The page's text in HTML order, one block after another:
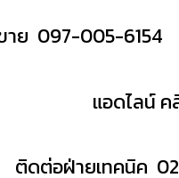
ย 097-005-6154
แอดไลน์ ค
ติดต่อฝ่ายเทคนิค